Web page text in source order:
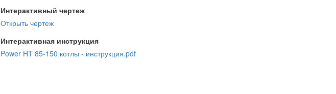
Интерактивный чертеж
Открыть чертеж
Интерактивная инструкция
Power HT 85-150 котлы - инструкция.pdf